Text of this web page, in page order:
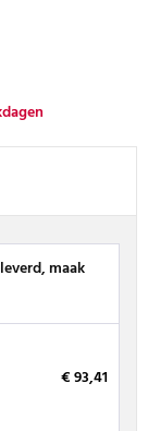
maak
€ 93,41